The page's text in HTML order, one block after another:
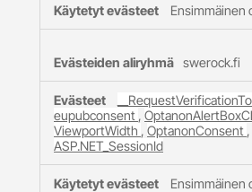
Ensimmäinen
swerock.fi
eupubconsent ,
ViewportWidth , OptanonConsent ,
ASP.NET_SessionId
Ensimmäinen